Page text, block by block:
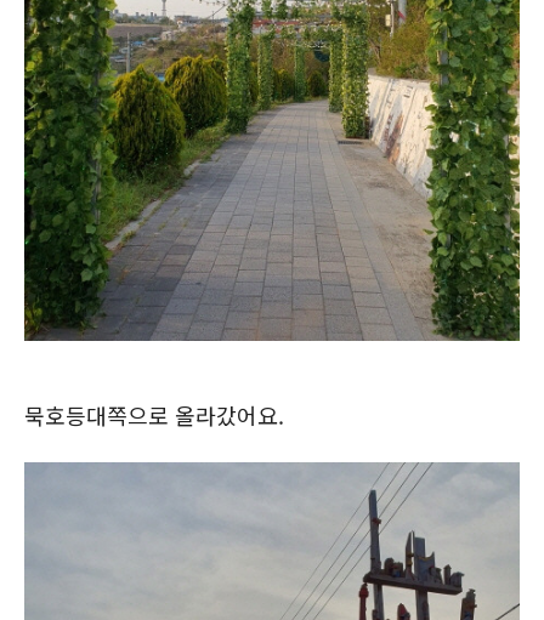
묵호등대쪽으로 올라갔어요.